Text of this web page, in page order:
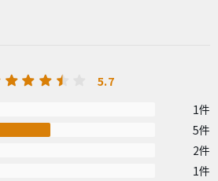
5.7
1件
5件
2件
1件